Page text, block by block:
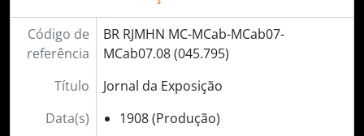
Código de
referência
BR RJMHN MC-MCab-MCab07-
MCab07.08 (045.795)
Título
Jornal da Exposição
Data(s)
1908 (Produção)